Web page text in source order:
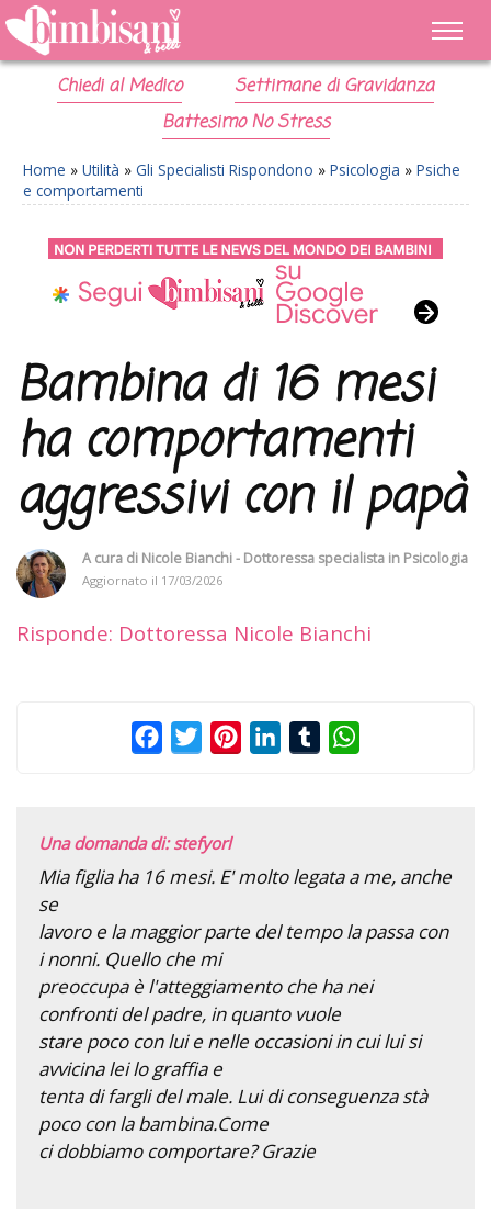
Chiedi al Medico
Settimane di Gravidanza
Battesimo No Stress
Home » Utilità » Gli Specialisti Rispondono » Psicologia » Psiche
e comportamenti
Bambina di 16 mesi
ha comportamenti
aggressivi con il papà
A cura di Nicole Bianchi - Dottoressa specialista in Psicologia
Aggiornato il 17/03/2026
Risponde: Dottoressa Nicole Bianchi
FacebookTwitterPinterestLinkedInTumblr
Una domanda di: stefyorl
Mia figlia ha 16 mesi. E' molto legata a me, anche
se
lavoro e la maggior parte del tempo la passa con
i nonni. Quello che mi
preoccupa è l'atteggiamento che ha nei
confronti del padre, in quanto vuole
stare poco con lui e nelle occasioni in cui lui si
avvicina lei lo graffia e
tenta di fargli del male. Lui di conseguenza stà
poco con la bambina.Come
ci dobbiamo comportare? Grazie